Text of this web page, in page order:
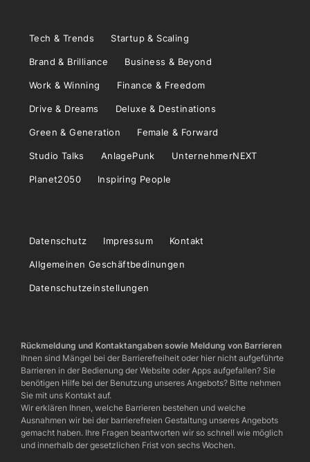
Tech & Trends Startup & Scaling
Brand & Brilliance Business & Beyond
Work & Winning Finance & Freedom
Drive & Dreams Deluxe & Destinations
Green & Generation Female & Forward
Studio Talks AnlagePunk UnternehmerNEXT
Planet2050 Inspiring People
Datenschutz Impressum Kontakt
Allgemeinen Geschäftbedinungen
Datenschutzeinstellungen
Rückmeldung und Kontaktangaben sowie Meldung von Barrieren
Ihnen sind Mängel bei der Barrierefreiheit oder hier nicht aufgeführte
Barrieren in der Bedienung der Website oder Apps aufgefallen? Sie
benötigen Hilfe bei der Benutzung unseres Angebots? Bitte nehmen
Sie mit uns Kontakt auf.
Wir erklären Ihnen, welche Barrieren bestehen und welche
Ausnahmen wir bei der barrierefreien Gestaltung unseres Angebots
gemacht haben. Ihre Fragen beantworten wir so schnell wie möglich
und innerhalb der gesetzlichen Frist von sechs Wochen.